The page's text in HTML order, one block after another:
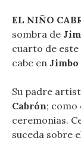
EL NIÑO
sombra de
cuarto de este
cabe en Jimbo
Su padre
Cabrón; como
ceremonias.
suceda sobre